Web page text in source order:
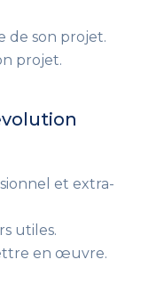
de son projet.
projet.
et extra-
utiles.
en œuvre.